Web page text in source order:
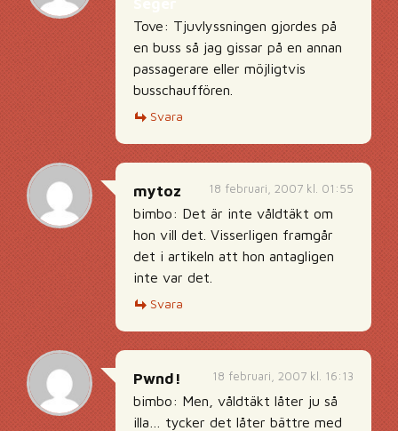
Tove: Tjuvlyssningen gjordes på
en buss så jag gissar på en annan
passagerare eller möjligtvis
busschauffören.
Svara
18 februari, 2007 kl. 01:55
mytoz
bimbo: Det är inte våldtäkt om
hon vill det. Visserligen framgår
det i artikeln att hon antagligen
inte var det.
Svara
18 februari, 2007 kl. 16:13
Pwnd!
bimbo: Men, våldtäkt låter ju så
illa… tycker det låter bättre med